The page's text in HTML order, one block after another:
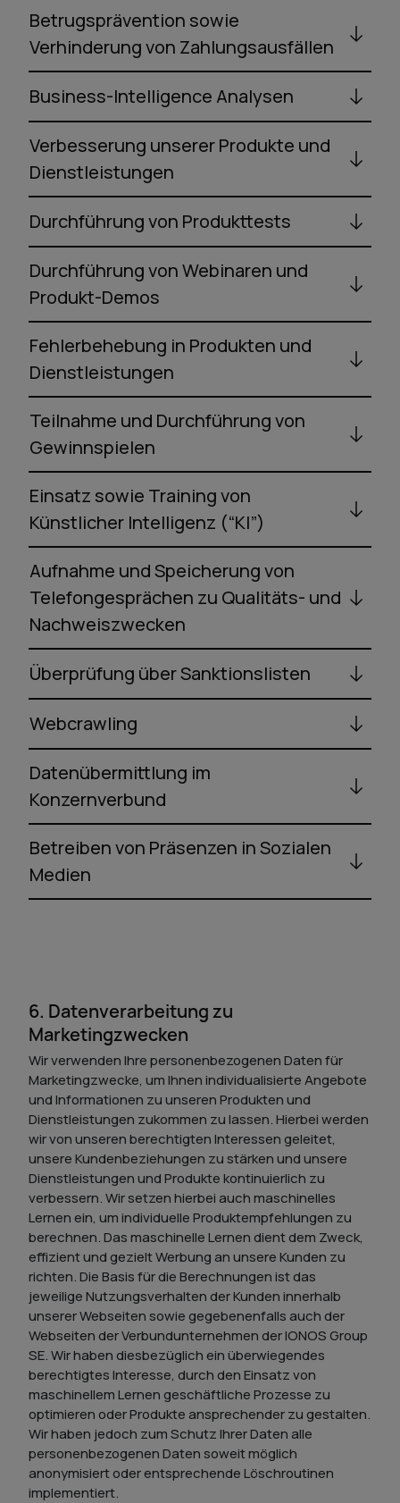
Betrugsprävention sowie
Verhinderung von Zahlungsausfällen
Business-Intelligence Analysen
Verbesserung unserer Produkte und
Dienstleistungen
Durchführung von Produkttests
Durchführung von Webinaren und
Produkt-Demos
Fehlerbehebung in Produkten und
Dienstleistungen
Teilnahme und Durchführung von
Gewinnspielen
Einsatz sowie Training von
Künstlicher Intelligenz (“KI”)
Aufnahme und Speicherung von
Telefongesprächen zu Qualitäts- und
Nachweiszwecken
Überprüfung über Sanktionslisten
Webcrawling
Datenübermittlung im
Konzernverbund
Betreiben von Präsenzen in Sozialen
Medien
6. Datenverarbeitung zu
Marketingzwecken
Wir verwenden Ihre personenbezogenen Daten für
Marketingzwecke, um Ihnen individualisierte Angebote
und Informationen zu unseren Produkten und
Dienstleistungen zukommen zu lassen. Hierbei werden
wir von unseren berechtigten Interessen geleitet,
unsere Kundenbeziehungen zu stärken und unsere
Dienstleistungen und Produkte kontinuierlich zu
verbessern. Wir setzen hierbei auch maschinelles
Lernen ein, um individuelle Produktempfehlungen zu
berechnen. Das maschinelle Lernen dient dem Zweck,
effizient und gezielt Werbung an unsere Kunden zu
richten. Die Basis für die Berechnungen ist das
jeweilige Nutzungsverhalten der Kunden innerhalb
unserer Webseiten sowie gegebenenfalls auch der
Webseiten der Verbundunternehmen der IONOS Group
SE. Wir haben diesbezüglich ein überwiegendes
berechtigtes Interesse, durch den Einsatz von
maschinellem Lernen geschäftliche Prozesse zu
optimieren oder Produkte ansprechender zu gestalten.
Wir haben jedoch zum Schutz Ihrer Daten alle
personenbezogenen Daten soweit möglich
anonymisiert oder entsprechende Löschroutinen
implementiert.